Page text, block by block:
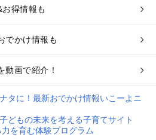
得情報も
でかけ情報も
動画で紹介！